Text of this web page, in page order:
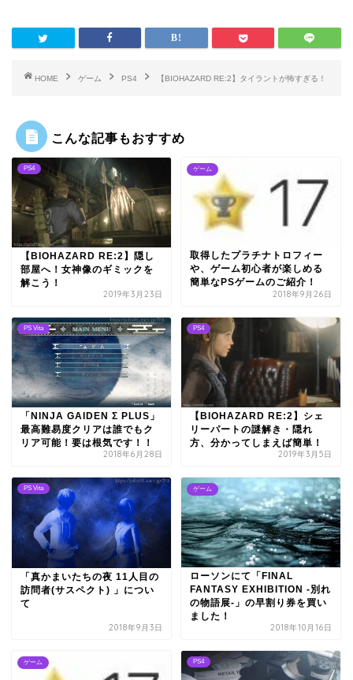
HOME ゲーム PS4 【BIOHAZARD RE:2】タイラントが怖すぎる！
こんな記事もおすすめ
PS4
【BIOHAZARD RE:2】隠し
部屋へ！女神像のギミックを
解こう！
2019年3月23日
ゲーム
取得したプラチナトロフィー
や、ゲーム初心者が楽しめる
簡単なPSゲームのご紹介！
2018年9月26日
PS Vita
「NINJA GAIDEN Σ PLUS」
最高難易度クリアは誰でもク
リア可能！要は根気です！！
2018年6月28日
PS4
【BIOHAZARD RE:2】シェ
リーパートの謎解き・隠れ
方、分かってしまえば簡単！
2019年3月5日
PS Vita
「真かまいたちの夜 11人目の
訪問者(サスペクト) 」につい
て
2018年9月3日
ゲーム
ローソンにて「FINAL
FANTASY EXHIBITION ‐別れ
の物語展-」の早割り券を買い
ました！
2018年10月16日
ゲーム PS4